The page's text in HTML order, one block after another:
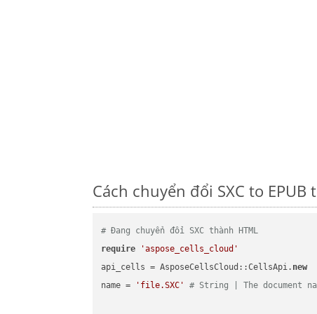
Cách chuyển đổi SXC to
# Đang chuyển đổi SXC thành HTML
require
'aspose_cells_cloud'
api_cells = AsposeCellsCloud::CellsApi. new
name =
'file.SXC' # String | The document